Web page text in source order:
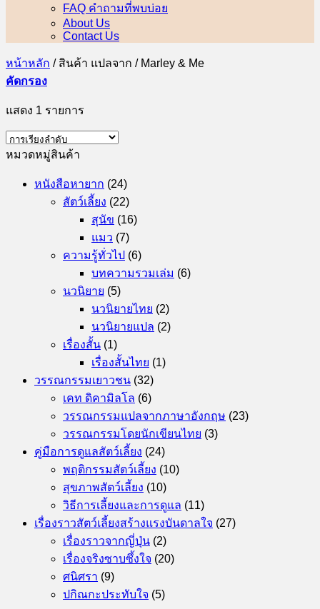
FAQ คำถามที่พบบ่อย
About Us
Contact Us
หน้าหลัก /สินค้า แปลจาก /Marley & Me
คัดกรอง
แสดง 1 รายการ
หมวดหมู่สินค้า
หนังสือหายาก (24)
สัตว์เลี้ยง (22)
สุนัข (16)
แมว (7)
ความรู้ทั่วไป (6)
บทความรวมเล่ม (6)
นวนิยาย (5)
นวนิยายไทย (2)
นวนิยายแปล (2)
เรื่องสั้น (1)
เรื่องสั้นไทย (1)
วรรณกรรมเยาวชน (32)
เคท ดิคามิลโล (6)
วรรณกรรมแปลจากภาษาอังกฤษ (23)
วรรณกรรมโดยนักเขียนไทย (3)
คู่มือการดูแลสัตว์เลี้ยง (24)
พฤติกรรมสัตว์เลี้ยง (10)
สุขภาพสัตว์เลี้ยง (10)
วิธีการเลี้ยงและการดูแล (11)
เรื่องราวสัตว์เลี้ยงสร้างแรงบันดาลใจ (27)
เรื่องราวจากญี่ปุ่น (2)
เรื่องจริงซาบซึ้งใจ (20)
ศนิศรา (9)
ปกิณกะประทับใจ (5)